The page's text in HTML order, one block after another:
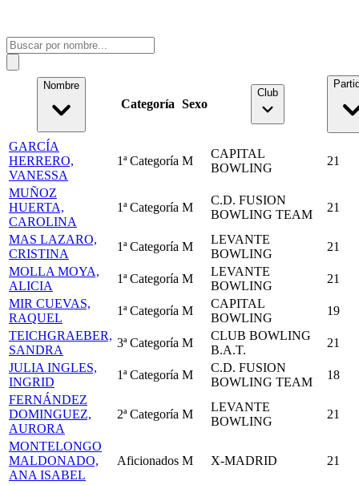
Nombre
Categoría Sexo
Club
GARCÍA
HERRERO,
VANESSA
1ª Categoría M
CAPITAL
BOWLING
21
MUÑOZ
HUERTA,
CAROLINA
1ª Categoría M
C.D. FUSION
BOWLING TEAM
21
MAS LAZARO,
CRISTINA
1ª Categoría M
LEVANTE
BOWLING
21
MOLLA MOYA,
ALICIA
1ª Categoría M
LEVANTE
BOWLING
21
MIR CUEVAS,
RAQUEL
1ª Categoría M
CAPITAL
BOWLING
19
TEICHGRAEBER,
SANDRA
3ª Categoría M
CLUB BOWLING
B.A.T.
21
JULIA INGLES,
INGRID
1ª Categoría M
C.D. FUSION
BOWLING TEAM
18
FERNÁNDEZ
DOMINGUEZ,
AURORA
2ª Categoría M
LEVANTE
BOWLING
21
MONTELONGO
MALDONADO,
ANA ISABEL
Aficionados M X-MADRID 21